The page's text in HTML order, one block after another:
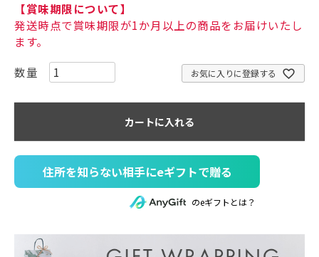
【賞味期限について】
発送時点で賞味期限が1か月以上の商品をお届けいたし
ます。
お気に入りに登録する
カートに入れる
住所を知らない相手にeギフトで贈る
のeギフトとは？